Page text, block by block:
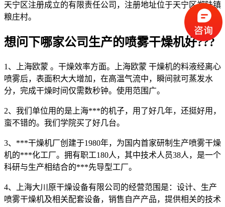
天宁区注册成立的有限责任公司，注册地址位于天宁区郑陆镇
粮庄村。
想问下哪家公司生产的喷雾干燥机好???
1、上海欧蒙 。干燥效率方面。上海欧蒙 干燥机的料液经离心
喷雾后，表面积大大增加，在高温气流中，瞬间就可蒸发水
分，完成干燥时间仅需数秒钟。使用范围广。
2、我们单位用的是上海***的机子，用了好几年，还挺好用，
蛮不错的。我们学院买了好几台。
3、***干燥机厂创建于1980年，为国内首家研制生产喷雾干燥
机的***化工厂。拥有职工180人，其中技术人员38人，是一个
科研与生产相结合的***先导型工厂。
4、上海大川原干燥设备有限公司的经营范围是：设计、生产
喷雾干燥机及相关配套设备，销售自产产品，提供相关的技术